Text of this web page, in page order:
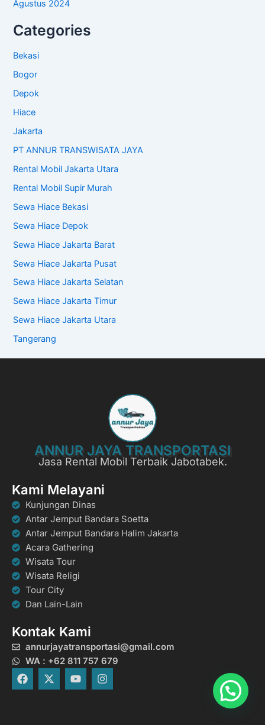
Agustus 2024
Categories
Bekasi
Bogor
Depok
Hiace
Jakarta
PT ANNUR TRANSWISATA JAYA
Rental Mobil Jakarta Utara
Rental Mobil Supir Murah
Sewa Hiace Bekasi
Sewa Hiace Depok
Sewa Hiace Jakarta Barat
Sewa Hiace Jakarta Pusat
Sewa Hiace Jakarta Selatan
Sewa Hiace Jakarta Timur
Sewa Hiace Jakarta Utara
Tangerang
ANNUR JAYA TRANSPORTASI
Jasa Rental Mobil Terbaik Jabotabek.
Kami Melayani
Kunjungan Dinas
Antar Jemput Bandara Soetta
Antar Jemput Bandara Halim Jakarta
Acara Gathering
Wisata Tour
Wisata Religi
Tour City
Dan Lain-Lain
Kontak Kami
annurjayatransportasi@gmail.com
WA : +62 811 757 679
F
a
X
-
Y
o
I
n